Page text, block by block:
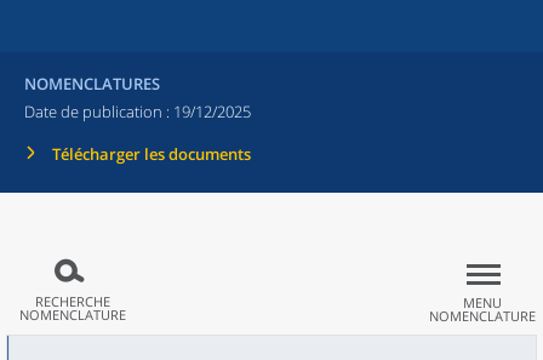
NOMENCLATURES
Date de publication : 19/12/2025
Télécharger les documents
RECHERCHE
NOMENCLATURE
MENU
NOMENCLATURE